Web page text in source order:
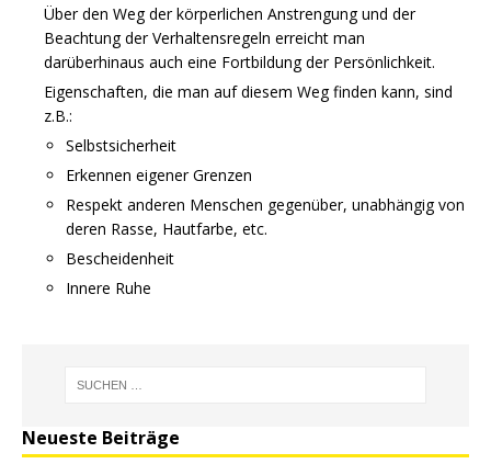
Über den Weg der körperlichen Anstrengung und der
Beachtung der Verhaltensregeln erreicht man
darüberhinaus auch eine Fortbildung der Persönlichkeit.
Eigenschaften, die man auf diesem Weg finden kann, sind
z.B.:
Selbstsicherheit
Erkennen eigener Grenzen
Respekt anderen Menschen gegenüber, unabhängig von
deren Rasse, Hautfarbe, etc.
Bescheidenheit
Innere Ruhe
Neueste Beiträge